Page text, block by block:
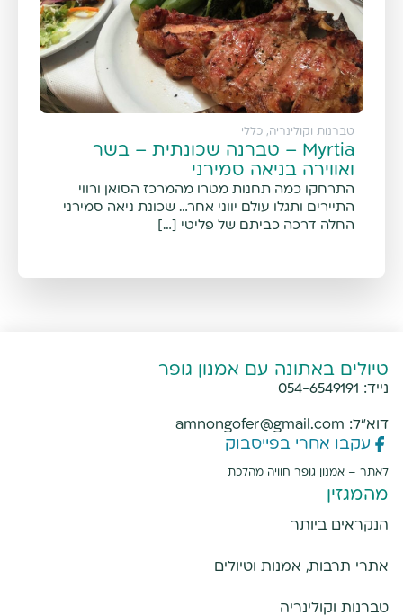
טברנות וקולינריה, כללי
Myrtia – טברנה שכונתית – בשר
ואווירה בניאה סמירני
התרחקו כמה תחנות מטרו מהמרכז הסואן ורווי
התיירים ותגלו עולם יווני אחר… שכונת ניאה סמירני
החלה דרכה כביתם של פליטי […]
טיולים באתונה עם אמנון גופר
נייד: 054-6549191
דוא"ל: amnongofer@gmail.com
עקבו אחרי בפייסבוק
לאתר – אמנון גופר חוויה מהלכת
מהמגזין
הנקראים ביותר
אתרי תרבות, אמנות וטיולים
טברנות וקולינריה